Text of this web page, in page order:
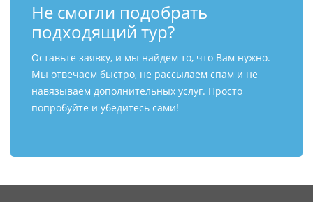
Не смогли подобрать
подходящий тур?
Оставьте заявку, и мы найдем то, что Вам нужно.
Мы отвечаем быстро, не рассылаем спам и не
навязываем дополнительных услуг. Просто
попробуйте и убедитесь сами!